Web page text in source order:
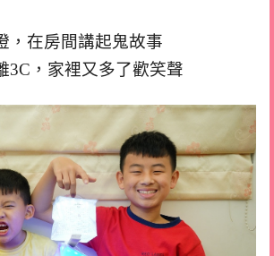
，在房間講起鬼故事
3C，家裡又多了歡笑聲